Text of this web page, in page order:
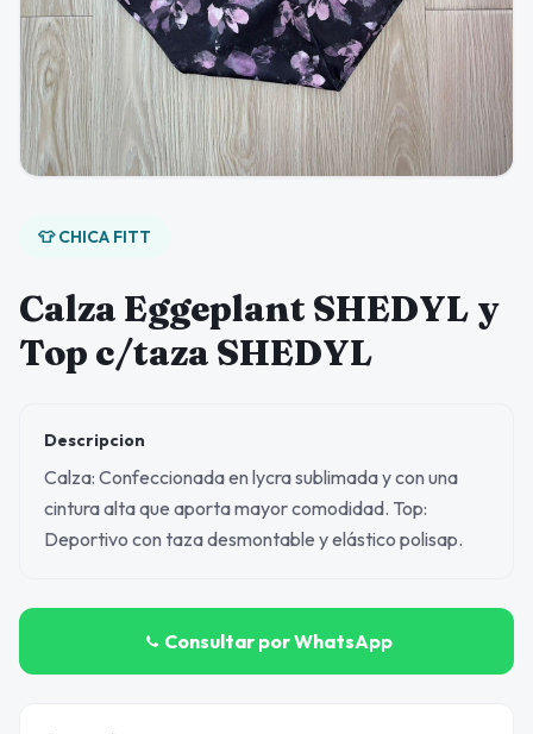
👕 CHICA FITT
Calza Eggeplant SHEDYL y
Top c/taza SHEDYL
Descripcion
Calza: Confeccionada en lycra sublimada y con una
cintura alta que aporta mayor comodidad. Top:
Deportivo con taza desmontable y elástico polisap.
Consultar por WhatsApp